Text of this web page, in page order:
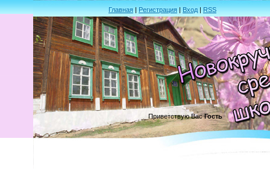
Главная|Регистрация|Вход|RSS
Приветствую Вас Гость